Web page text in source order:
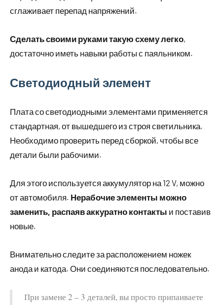
сглаживает перепад напряжений.
Сделать своими руками такую схему легко,
достаточно иметь навыки работы с паяльником.
Светодиодный элемент
Плата со светодиодными элементами применяется
стандартная, от вышедшего из строя светильника.
Необходимо проверить перед сборкой, чтобы все
детали были рабочими.
Для этого используется аккумулятор на 12 V, можно
от автомобиля. Нерабочие элементы можно
заменить, распаяв аккуратно контакты и поставив
новые.
Внимательно следите за расположением ножек
анода и катода. Они соединяются последовательно.
При замене 2 – 3 деталей, вы просто припаиваете